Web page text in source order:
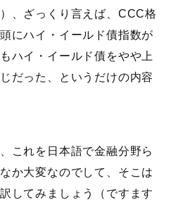
、ざっくり言えば、CCC格
にハイ・イールド債指数が
ハイ・イールド債をやや上
だった、というだけの内容
これを日本語で金融分野ら
か大変なのでして、そこは
してみましょう（ですます